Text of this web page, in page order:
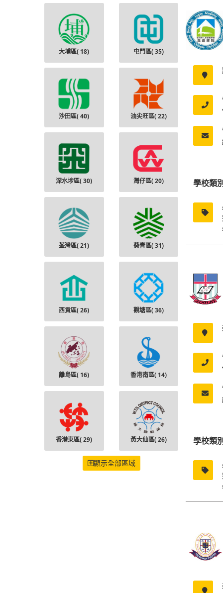
學校類
學校類
大埔區( 18) 屯門區(35)
沙田區(40) 油尖旺區(22)
深水埗區(30) 灣仔區(20)
荃灣區(21) 葵青區(31)
西貢區(26) 觀塘區(36)
離島區( 16) 香港南區( 14)
香港東區(29) 黃大仙區(26)
顯示全部區域